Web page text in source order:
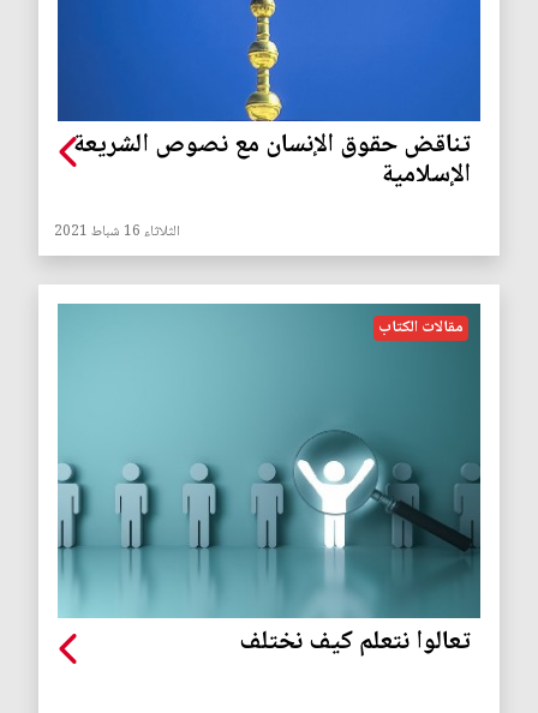
تناقض حقوق الإنسان مع نصوص الشريعة
الإسلامية
الثلاثاء 16 شباط 2021
مقالات الكتاب
تعالوا نتعلم كيف نختلف